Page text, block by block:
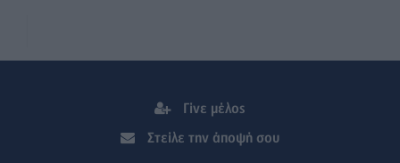
Γίνε μέλος
Στείλε την άποψή σου